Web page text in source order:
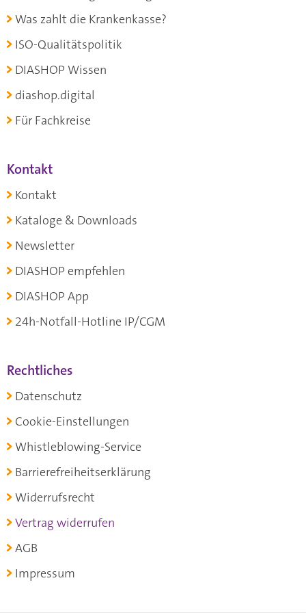
Was zahlt die Krankenkasse?
ISO-Qualitätspolitik
DIASHOP Wissen
diashop.digital
Für Fachkreise
Kontakt
Kontakt
Kataloge & Downloads
Newsletter
DIASHOP empfehlen
DIASHOP App
24h-Notfall-Hotline IP/CGM
Rechtliches
Datenschutz
Cookie-Einstellungen
Whistleblowing-Service
Barrierefreiheitserklärung
Widerrufsrecht
Vertrag widerrufen
AGB
Impressum